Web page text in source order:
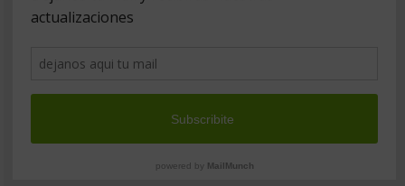
Copyright © 2026. Created by